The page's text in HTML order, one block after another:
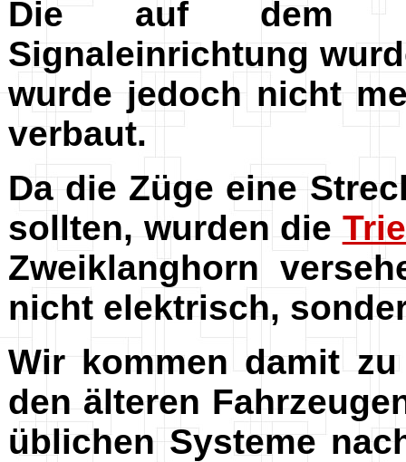
Die auf dem
Signaleinrichtung
wurde jedoch nicht
verbaut.
Da die Züge eine
sollten, wurden die
Zweiklanghorn
nicht elektrisch,
Wir kommen damit
den älteren
üblichen Systeme